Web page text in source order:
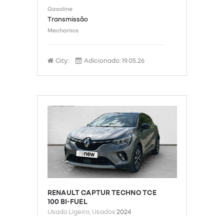
Gasoline
Mechanics
City: Adicionado:19.05.26
RENAULT CAPTUR TECHNO TCE
100 BI-FUEL
Usado Ligeiro , Usados2024